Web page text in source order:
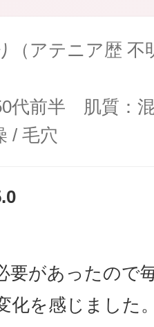
（アテニア歴
代前半 肌質：
/ 毛穴
要があったので
化を感じました